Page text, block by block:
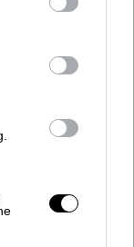
tercera